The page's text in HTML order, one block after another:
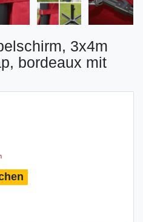
3x4m
bordeaux mit